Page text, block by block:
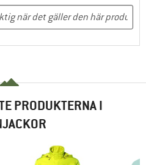
PRODUKTERNA I